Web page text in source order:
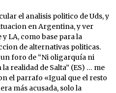
el analisis politico de Uds, y
en Argentina, y ver
y LA, como base para la
de alternativas politicas.
foro de “Ni oligarquía ni
realidad de Salta” (ES) … me
el parrafo «Igual que el resto
más acusada, solo la